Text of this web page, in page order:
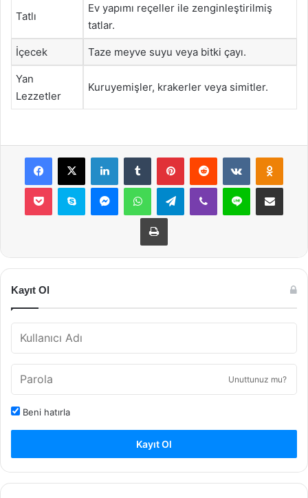
Tatlı
Ev yapımı reçeller ile zenginleştirilmiş
tatlar.
İçecek Taze meyve suyu veya bitki çayı.
Yan
Lezzetler
Kuruyemişler, krakerler veya simitler.
Facebook
X LinkedInTumblr PinterestReddit VKontakte
Pocket Skype MessengerWhatsAppTelegramViber Line E-Posta ile
Yazdır
Kayıt Ol
Unuttunuz mu?
Beni hatırla
Kayıt Ol